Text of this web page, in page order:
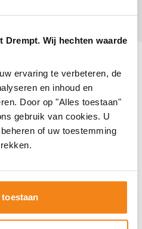
Drempt. Wij hechten waarde
ervaring te verbeteren, de
en inhoud en
Door op "Alles toestaan"
gebruik van cookies. U
of uw toestemming